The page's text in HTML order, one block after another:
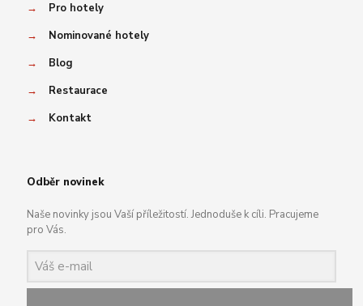
→
Pro hotely
→
Nominované hotely
→
Blog
→
Restaurace
→
Kontakt
Odběr novinek
Naše novinky jsou Vaší příležitostí. Jednoduše k cíli. Pracujeme
pro Vás.